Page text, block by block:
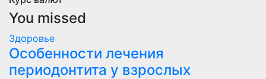
You missed
Здоровье
Особенности лечения
периодонтита у взрослых